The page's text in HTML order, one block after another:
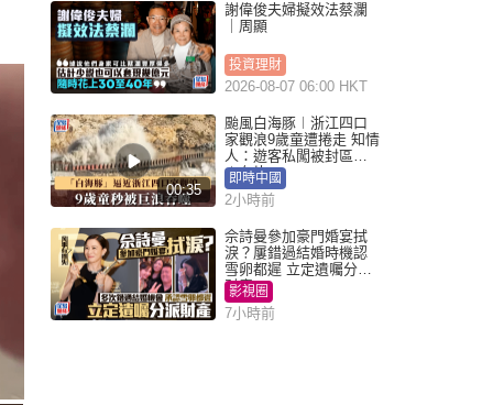
謝偉俊夫婦擬效法蔡瀾
｜周顯
投資理財
2026-08-07 06:00 HKT
00:35
颱風白海豚︱浙江四口
家觀浪9歲童遭捲走 知情
人：遊客私闖被封區域
︱有片
即時中國
2小時前
佘詩曼參加豪門婚宴拭
淚？屢錯過結婚時機認
雪卵都遲 立定遺囑分派
財產
影視圈
7小時前